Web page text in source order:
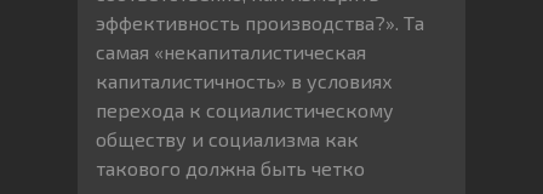
эффективность производства?». Та
самая «некапиталистическая
капиталистичность» в условиях
перехода к социалистическому
обществу и социализма как
такового должна быть четко